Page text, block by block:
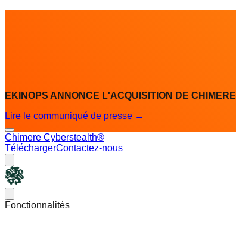
EKINOPS ANNONCE L'ACQUISITION DE CHIMERE
Lire le communiqué de presse →
Chimere Cyberstealth®
TéléchargerContactez-nous
Chimere
Fonctionnalités